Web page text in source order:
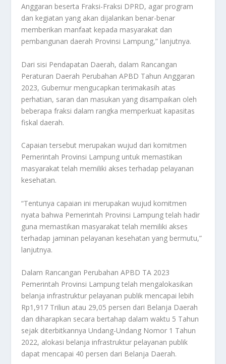
Anggaran beserta Fraksi-Fraksi DPRD, agar program
dan kegiatan yang akan dijalankan benar-benar
memberikan manfaat kepada masyarakat dan
pembangunan daerah Provinsi Lampung,” lanjutnya.
Dari sisi Pendapatan Daerah, dalam Rancangan
Peraturan Daerah Perubahan APBD Tahun Anggaran
2023, Gubernur mengucapkan terimakasih atas
perhatian, saran dan masukan yang disampaikan oleh
beberapa fraksi dalam rangka memperkuat kapasitas
fiskal daerah.
Capaian tersebut merupakan wujud dari komitmen
Pemerintah Provinsi Lampung untuk memastikan
masyarakat telah memiliki akses terhadap pelayanan
kesehatan.
“Tentunya capaian ini merupakan wujud komitmen
nyata bahwa Pemerintah Provinsi Lampung telah hadir
guna memastikan masyarakat telah memiliki akses
terhadap jaminan pelayanan kesehatan yang bermutu,”
lanjutnya.
Dalam Rancangan Perubahan APBD TA 2023
Pemerintah Provinsi Lampung telah mengalokasikan
belanja infrastruktur pelayanan publik mencapai lebih
Rp1,917 Triliun atau 29,05 persen dari Belanja Daerah
dan diharapkan secara bertahap dalam waktu 5 Tahun
sejak diterbitkannya Undang-Undang Nomor 1 Tahun
2022, alokasi belanja infrastruktur pelayanan publik
dapat mencapai 40 persen dari Belanja Daerah.